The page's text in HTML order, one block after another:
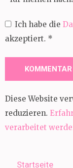
Ich habe die
akzeptiert. *
Diese Website
reduzieren.
verarbeitet
Startseite